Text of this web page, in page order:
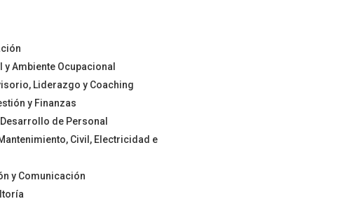
Ambiente Ocupacional
Liderazgo y Coaching
y Finanzas
de Personal
Civil, Electricidad e
y Comunicación